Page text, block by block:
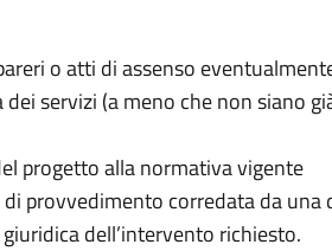
o atti di assenso
servizi (a meno che non siano
progetto alla normativa vigente
provvedimento corredata da una
dell’intervento richiesto.